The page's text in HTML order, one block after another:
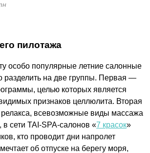
пилотажа
особо популярные летние салонные
разделить на две группы. Первая —
целью которых является
признаков целлюлита. Вторая
всевозможные виды массажа
сети TAI-SPA-салонов «7 красок»
кто проводит дни напролет
об отпуске на берегу моря,